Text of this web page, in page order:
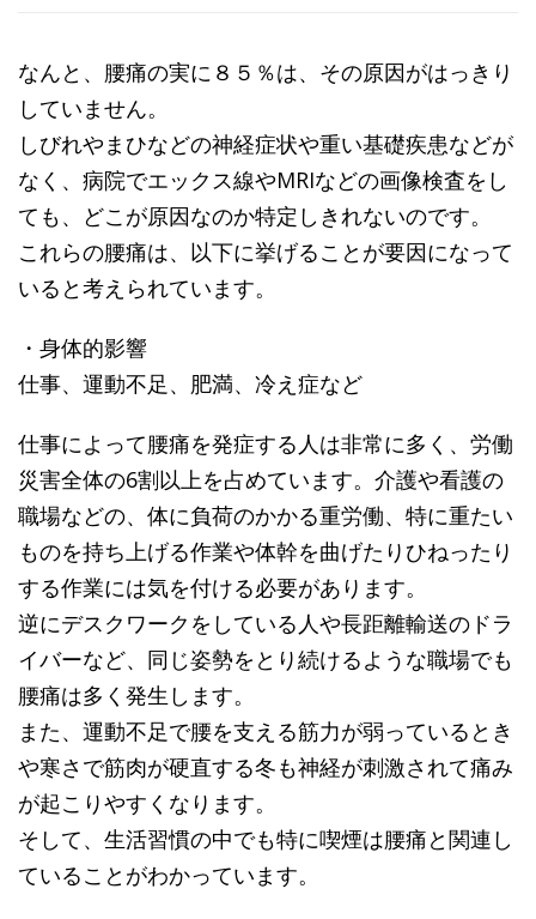
なんと、腰痛の実に８５％は、その原因がはっきり
していません。
しびれやまひなどの神経症状や重い基礎疾患などが
なく、病院でエックス線やMRIなどの画像検査をし
ても、どこが原因なのか特定しきれないのです。
これらの腰痛は、以下に挙げることが要因になって
いると考えられています。
・身体的影響
仕事、運動不足、肥満、冷え症など
仕事によって腰痛を発症する人は非常に多く、労働
災害全体の6割以上を占めています。介護や看護の
職場などの、体に負荷のかかる重労働、特に重たい
ものを持ち上げる作業や体幹を曲げたりひねったり
する作業には気を付ける必要があります。
逆にデスクワークをしている人や長距離輸送のドラ
イバーなど、同じ姿勢をとり続けるような職場でも
腰痛は多く発生します。
また、運動不足で腰を支える筋力が弱っているとき
や寒さで筋肉が硬直する冬も神経が刺激されて痛み
が起こりやすくなります。
そして、生活習慣の中でも特に喫煙は腰痛と関連し
ていることがわかっています。